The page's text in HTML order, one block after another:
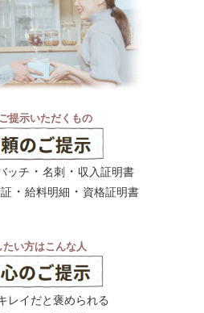
提示いただくもの
ッチ ・ 名刺 ・ 収入証明書
・ 給料明細 ・ 資格証明書
たい方はこんな人
レイだと褒められる